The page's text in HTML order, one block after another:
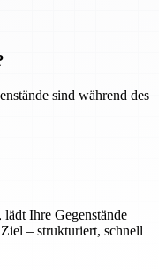
sind während des
Ihre Gegenstände
– strukturiert, schnell